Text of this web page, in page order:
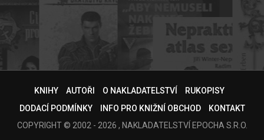
KNIHY AUTOŘI O NAKLADATELSTVÍ
RUKOPISY
DODACÍ PODMÍNKY
INFO PRO KNIŽNÍ OBCHOD
KONTAKT
COPYRIGHT © 2002 - 2026 , NAKLADATELSTVÍ EPOCHA S.R.O.